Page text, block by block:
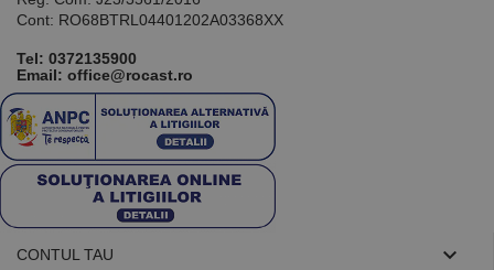
Cont: RO68BTRL04401202A03368XX
Tel: 0372135900
Email: office@rocast.ro
CONTUL TAU 